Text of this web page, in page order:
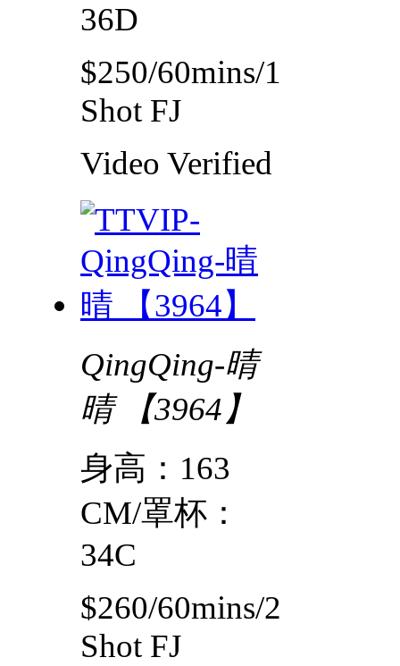
36D
$250/60mins/1
Shot FJ
Video Verified
QingQing-晴
晴 【3964】
身高：163
CM/罩杯：
34C
$260/60mins/2
Shot FJ